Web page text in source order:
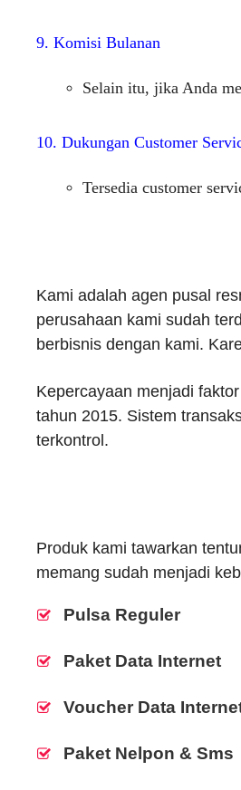
9. Komisi Bulanan
Selain itu, jika Anda
10. Dukungan Customer
Tersedia customer
Kami adalah agen pusal
perusahaan kami sudah
berbisnis dengan kami.
Kepercayaan menjadi
tahun 2015. Sistem
terkontrol.
Produk kami tawarkan
memang sudah menjadi
Pulsa Reguler
Paket Data Internet
Voucher Data
Paket Nelpon & Sms